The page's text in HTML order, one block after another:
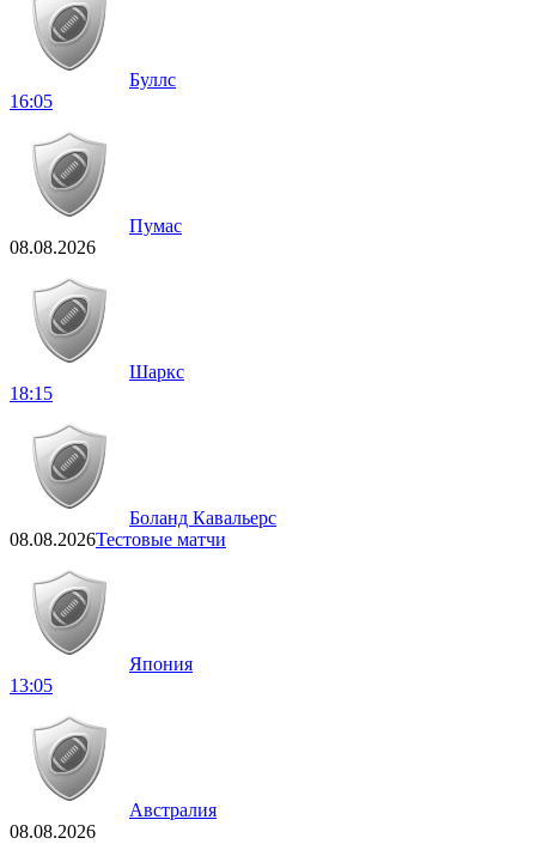
Буллс
16:05
Пумас
08.08.2026
Шаркс
18:15
Боланд Кавальерс
08.08.2026Тестовые матчи
Япония
13:05
Австралия
08.08.2026